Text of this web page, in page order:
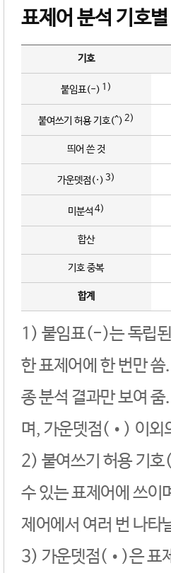
표제어 분석 기호
기호
붙임표(-) 1)
붙여쓰기 허용 기호(^) 2)
띄어 쓴 것
가운뎃점(·) 3)
미분석 4)
합산
기호 중복
합계
1) 붙임표(-)는 독립된
한 표제어에 한 번만
종 분석 결과만 보여
며, 가운뎃점(•) 이외
2) 붙여쓰기 허용 기호
수 있는 표제어에 쓰이
제어에서 여러 번 나타
3) 가운뎃점(•)은 표